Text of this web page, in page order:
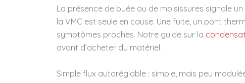
La présence de buée ou de moisissures signale
la VMC est seule en cause. Une fuite, un pont
symptômes proches. Notre guide sur la
avant d’acheter du matériel.
Simple flux autoréglable : simple, mais peu